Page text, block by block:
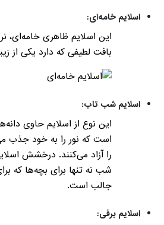
اسلایم خامه‌ای:
این اسلایم ظاهری خامه‌ای،
بافت لطیفی که دارد یکی از
اسلایم شب تاب:
این نوع از اسلایم حاوی
است که نور را به خود جذب
را آزاد می‌کنند. درخشش
شب نه تنها برای بچه‌ها که
جالب است.
اسلایم برفی: